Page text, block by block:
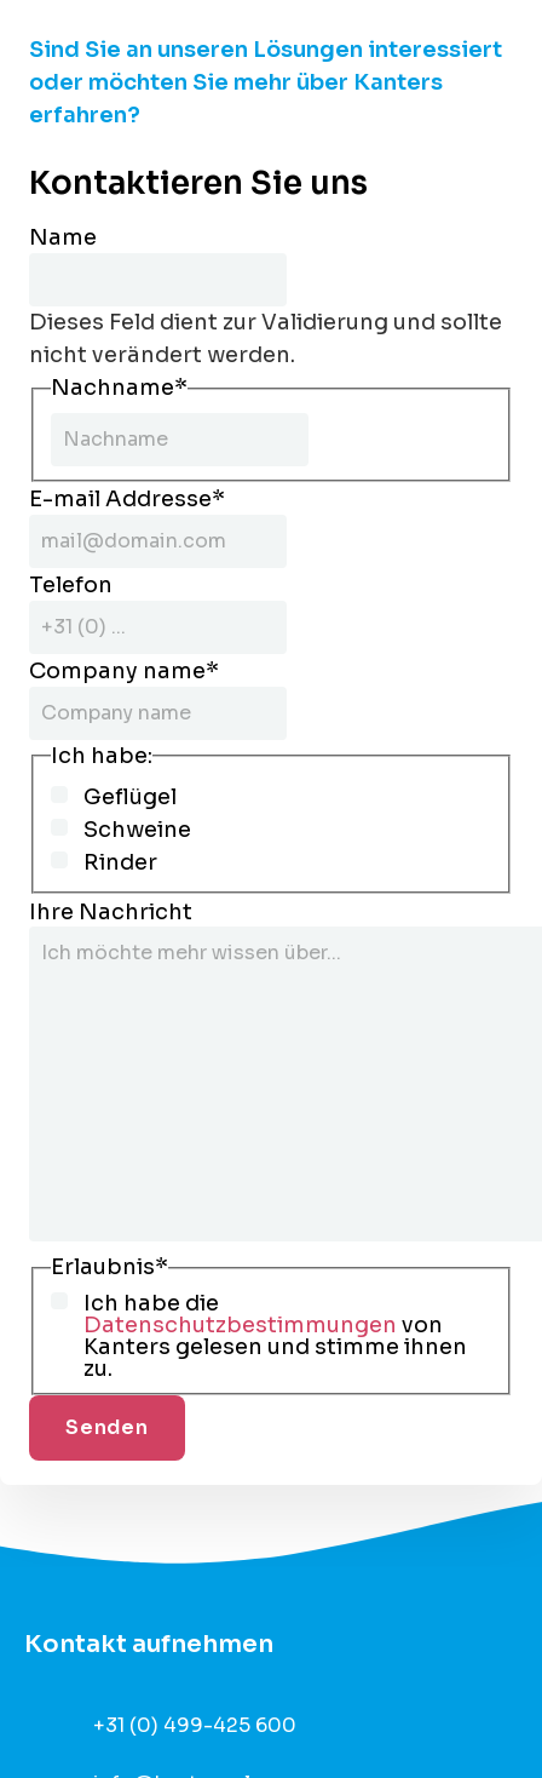
Sind Sie an unseren Lösungen interessiert
oder möchten Sie mehr über Kanters
erfahren?
Kontaktieren Sie uns
Name
Dieses Feld dient zur Validierung und sollte
nicht verändert werden.
Nachname*
E-mail Addresse*
Telefon
Company name*
Ich habe:
Geflügel
Schweine
Rinder
Ihre Nachricht
Erlaubnis*
Ich habe die
Datenschutzbestimmungen von
Kanters gelesen und stimme ihnen
zu.
Kontakt aufnehmen
+31 (0) 499-425 600